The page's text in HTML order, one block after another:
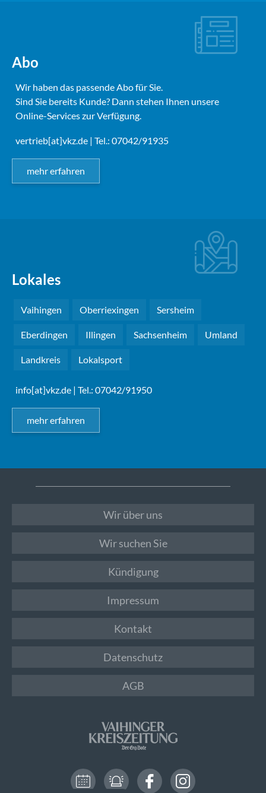
Abo
Wir haben das passende Abo für Sie.
Sind Sie bereits Kunde? Dann stehen Ihnen unsere
Online-Services zur Verfügung.
vertrieb[at]vkz.de | Tel.: 07042/91935
mehr erfahren
Lokales
Vaihingen Oberriexingen Sersheim
Eberdingen Illingen Sachsenheim Umland
Landkreis Lokalsport
info[at]vkz.de | Tel.: 07042/91950
mehr erfahren
Wir über uns
Wir suchen Sie
Kündigung
Impressum
Kontakt
Datenschutz
AGB